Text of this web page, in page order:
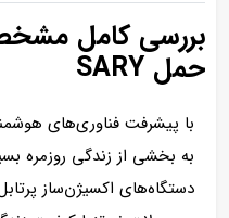
بررسی کامل
حمل SARY
با پیشرفت فناوری‌های
به بخشی از زندگی روزمره
دستگاه‌های اکسیژن‌ساز